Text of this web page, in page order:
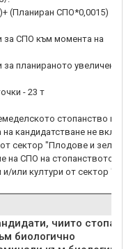
(Планиран СПО*0,0015)
за СПО към момента на
планираното увеличение
- 23 т
стопанство на
кандидатстване не
сектор "Плодове и
на СПО на стопанството е
или култури от сектор
чиито
биологично